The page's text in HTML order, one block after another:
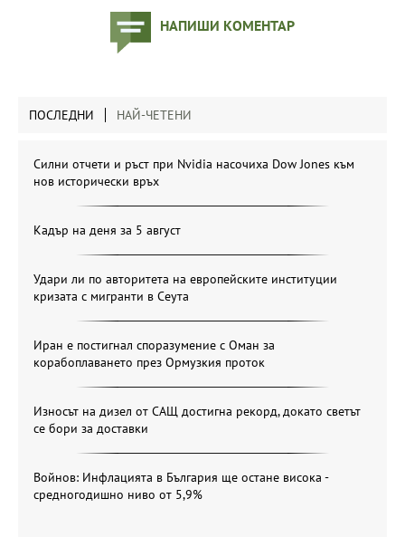
НАПИШИ КОМЕНТАР
ПОСЛЕДНИ НАЙ-ЧЕТЕНИ
Силни отчети и ръст при Nvidia насочиха Dow Jones към
нов исторически връх
Кадър на деня за 5 август
Удари ли по авторитета на европейските институции
кризата с мигранти в Сеута
Иран е постигнал споразумение с Оман за
корабоплаването през Ормузкия проток
Износът на дизел от САЩ достигна рекорд, докато светът
се бори за доставки
Войнов: Инфлацията в България ще остане висока -
средногодишно ниво от 5,9%